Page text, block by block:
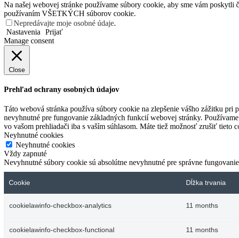
Na našej webovej stránke používame súbory cookie, aby sme vám
používaním VŠETKÝCH súborov cookie.
Nepredávajte moje osobné údaje.
Nastavenia
Prijať
Manage consent
Close
Prehľad ochrany osobných údajov
Táto webová stránka používa súbory cookie na zlepšenie vášho zážitku
nevyhnutné pre fungovanie základných funkcií webovej stránky.
vo vašom prehliadači iba s vaším súhlasom. Máte tiež možnosť zrušiť
Neyhnutné cookies
Neyhnutné cookies
Vždy zapnuté
Nevyhnutné súbory cookie sú absolútne nevyhnutné pre správne
Cookie Dĺžka trvania
cookielawinfo-checkbox-analytics 11 months
cookielawinfo-checkbox-functional 11 months